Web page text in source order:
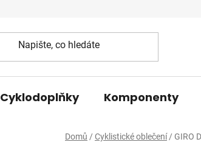
Cyklodoplňky Komponenty
Domů / Cyklistické oblečení / GIRO